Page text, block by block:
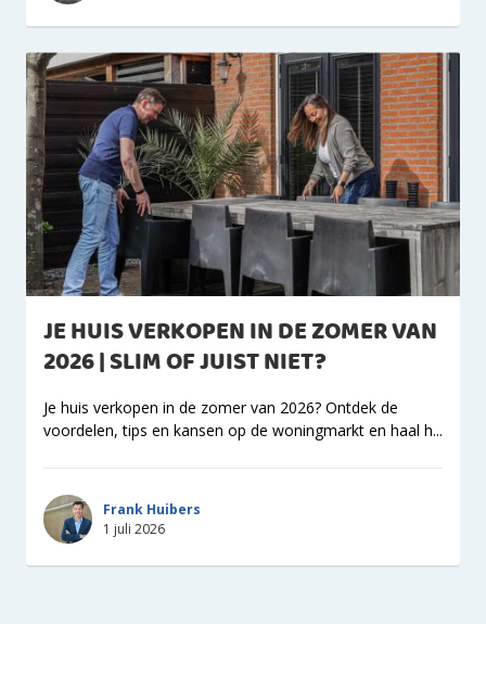
JE HUIS VERKOPEN IN DE ZOMER VAN
2026 | SLIM OF JUIST NIET?
Je huis verkopen in de zomer van 2026? Ontdek de
voordelen, tips en kansen op de woningmarkt en haal h...
Frank Huibers
1 juli 2026